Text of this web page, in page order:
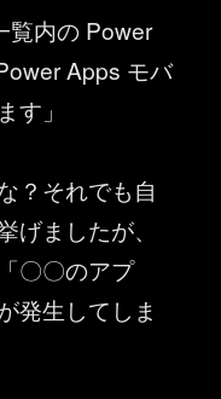
覧内の Power
Apps モバ
す」
？それでも自
ましたが、
〇〇のアプ
発生してしま